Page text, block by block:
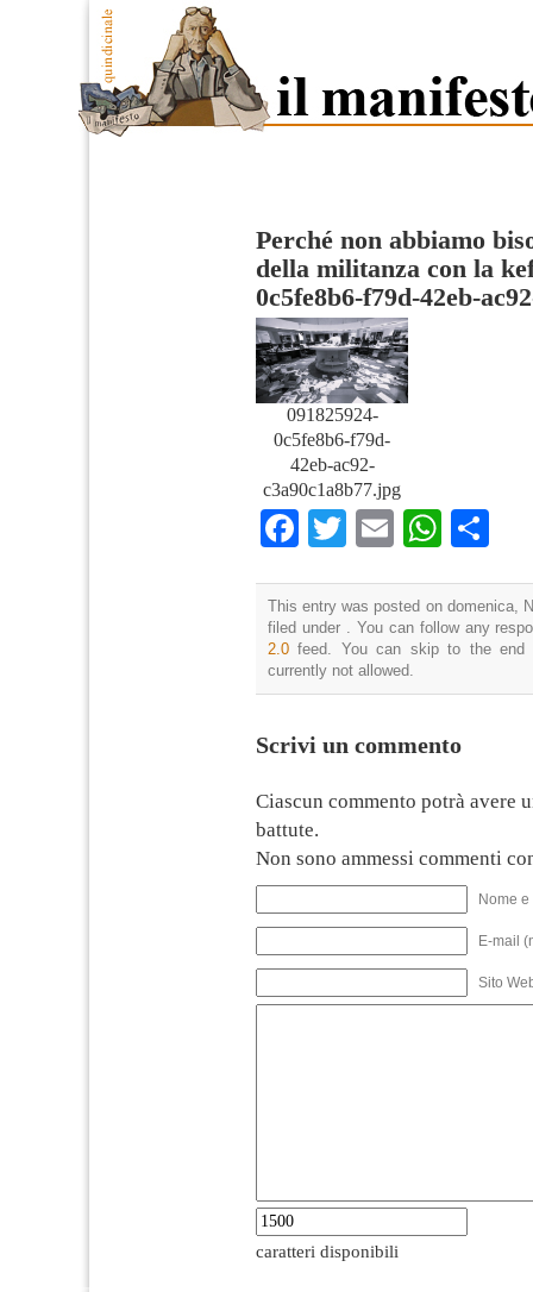
Perché non abbiamo
della militanza con la
0c5fe8b6-f79d-42eb-
091825924-
0c5fe8b6-f79d-
42eb-ac92-
c3a90c1a8b77.jpg
Facebook
TwitterEmail
This entry was posted on domenica,
filed under . You can follow any
2.0 feed. You can skip to the end
currently not allowed.
Scrivi un commento
Ciascun commento potrà avere
battute.
Non sono ammessi commenti
Nome
E-mail
Sito
caratteri disponibili